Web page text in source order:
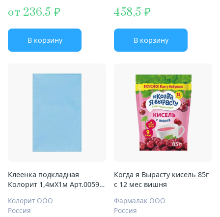
от 236,5
В корзину
458,5
В корзину
Клеенка подкладная
Колорит 1,4мX1м Арт.0059
Колорит ООО
Россия
Когда я Вырасту кисель 85г
с 12 мес вишня
Фармалак ООО
Россия